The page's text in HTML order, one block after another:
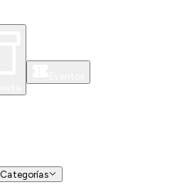
Categorías